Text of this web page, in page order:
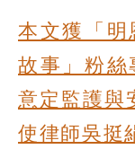
本文獲「
故事」粉絲
意定監護與
使律師吳挺